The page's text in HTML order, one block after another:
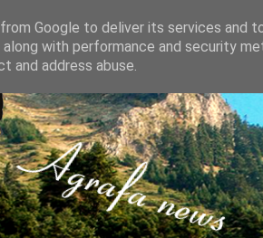
Google to deliver its services and
along with performance and security
and address abuse.